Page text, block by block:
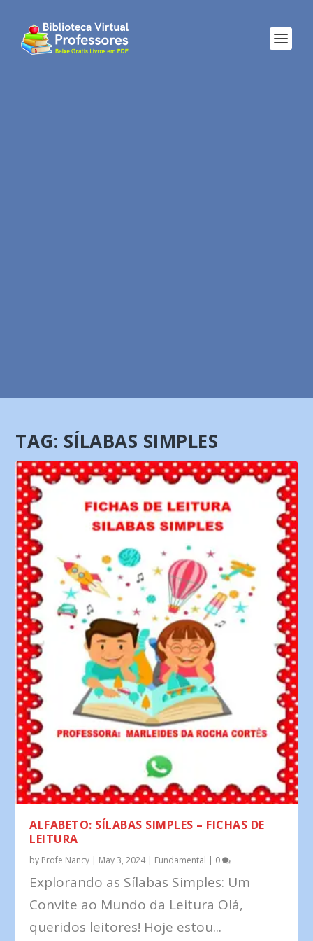
TAG: SÍLABAS SIMPLES
ALFABETO: SÍLABAS SIMPLES – FICHAS DE
LEITURA
by Profe Nancy | May 3, 2024| Fundamental | 0
Explorando as Sílabas Simples: Um
Convite ao Mundo da Leitura Olá,
queridos leitores! Hoje estou...